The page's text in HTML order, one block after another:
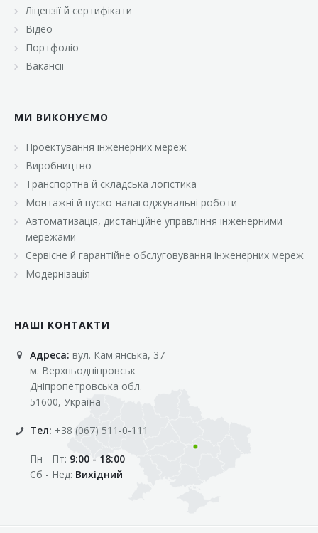
«ВК Експресс»
«Класс»
«Континент»
«Малинка»
«Марс»
«Оптовичок»
«Свіжачок»
«Сільпо»
«Фора»
«Фреш»
«Фуршет»
«Цент»
Ліцензії й сертифікати
Відео
Портфоліо
Вакансії
МИ ВИКОНУЄМО
Проектування інженерних мереж
Виробництво
Транспортна й складська логістика
Монтажні й пуско-налагоджувальні роботи
Автоматизація, дистанційне управління інженерними
мережами
Сервісне й гарантійне обслуговування інженерних мереж
Модернізація
НАШІ КОНТАКТИ
Адреса: вул. Кам'янська, 37
м. Верхньодніпровськ
Дніпропетровська обл.
51600, Україна
Тел: +38 (067) 511-0-111
Пн - Пт: 9:00 - 18:00
Сб - Нед: Вихідний